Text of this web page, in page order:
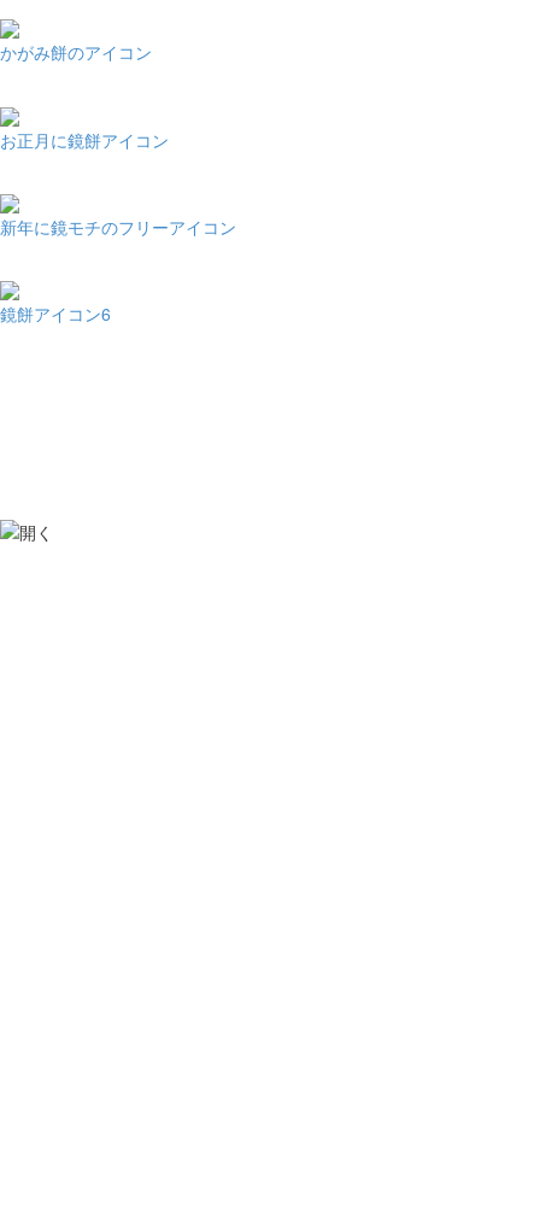
かがみ餅のアイコン
お正月に鏡餅アイコン
新年に鏡モチのフリーアイコン
鏡餅アイコン6